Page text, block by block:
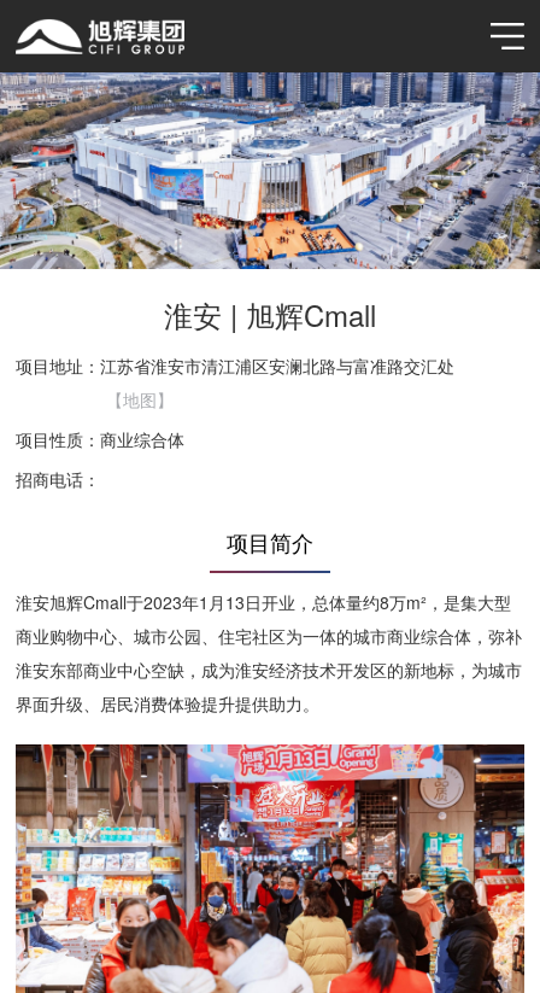
淮安 | 旭辉Cmall
项目地址：江苏省淮安市清江浦区安澜北路与富准路交汇处
【地图】
项目性质：商业综合体
招商电话：
项目简介
淮安旭辉Cmall于2023年1月13日开业，总体量约8万m²，是集大型
商业购物中心、城市公园、住宅社区为一体的城市商业综合体，弥补
淮安东部商业中心空缺，成为淮安经济技术开发区的新地标，为城市
界面升级、居民消费体验提升提供助力。